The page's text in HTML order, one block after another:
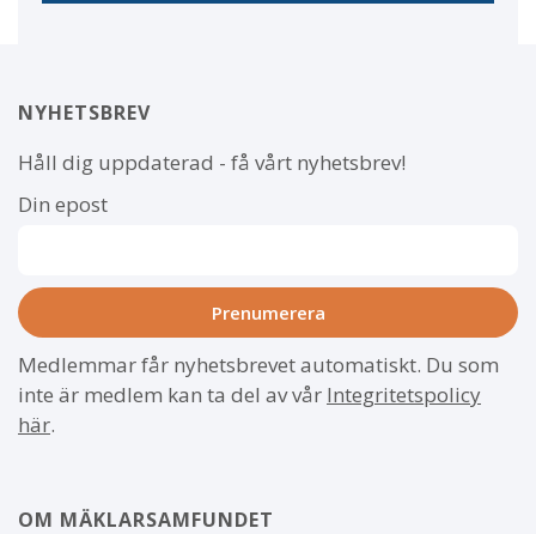
NYHETSBREV
Håll dig uppdaterad - få vårt nyhetsbrev!
Din epost
Medlemmar får nyhetsbrevet automatiskt. Du som
inte är medlem kan ta del av vår Integritetspolicy
här.
OM MÄKLARSAMFUNDET